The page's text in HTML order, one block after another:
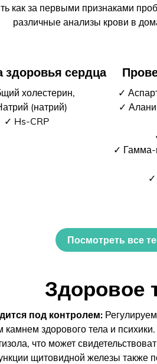
как за первыми признаками
различные анализы крови в
здоровья сердца
холестерин,
(натрий)
✓ Hs-CRP
✓
✓
✓ Гамма-
✓
Посмотреть все
Здоровое
под контролем:
камнем здорового тела и
что может
щитовидной железы также